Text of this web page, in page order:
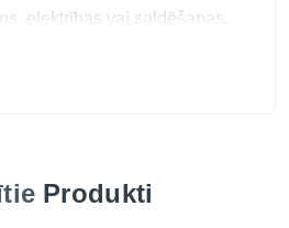
elektrības vai saldēšanas.
karstumā.
Produkti